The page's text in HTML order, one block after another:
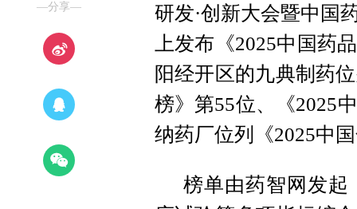
—分享—
研发·创新大会暨中国
上发布《2025中国药
阳经开区的九典制药
榜》第55位、《2025
纳药厂位列《2025中
榜单由药智网发起